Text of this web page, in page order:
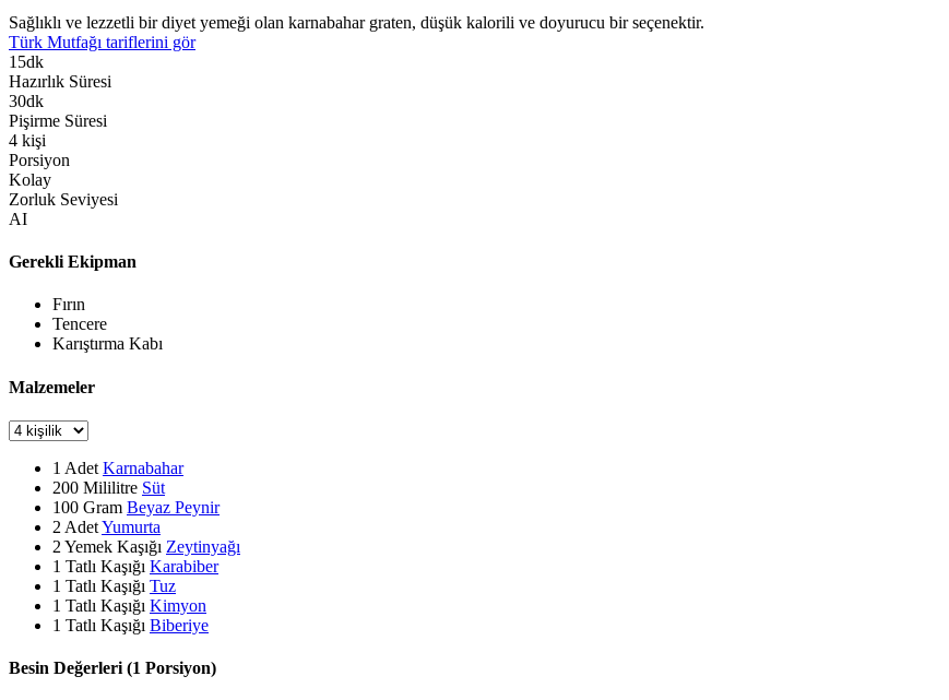
Sağlıklı ve lezzetli bir diyet yemeği olan karnabahar graten, düşük kalorili ve doyurucu bir seçenektir.
Türk Mutfağı tariflerini gör
15dk
Hazırlık Süresi
30dk
Pişirme Süresi
4 kişi
Porsiyon
Kolay
Zorluk Seviyesi
AI
Gerekli Ekipman
Fırın
Tencere
Karıştırma Kabı
Malzemeler
1 Adet Karnabahar
200 Mililitre Süt
100 Gram Beyaz Peynir
2 AdetYumurta
2 Yemek Kaşığı Zeytinyağı
1 Tatlı Kaşığı Karabiber
1 Tatlı Kaşığı Tuz
1 Tatlı Kaşığı Kimyon
1 Tatlı Kaşığı Biberiye
Besin Değerleri (1 Porsiyon)